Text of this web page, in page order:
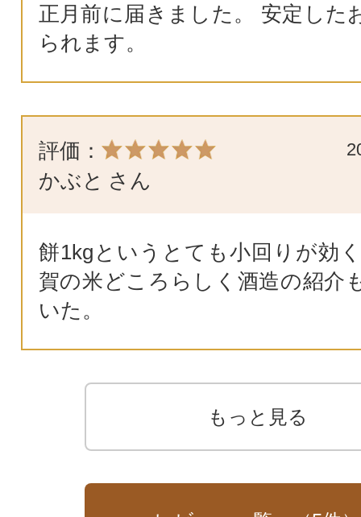
正月前に届きました。 安定した
られます。
評価：
かぶと さん
餅1kgというとても小回りが効
賀の米どころらしく酒造の紹介
いた。
もっと見る